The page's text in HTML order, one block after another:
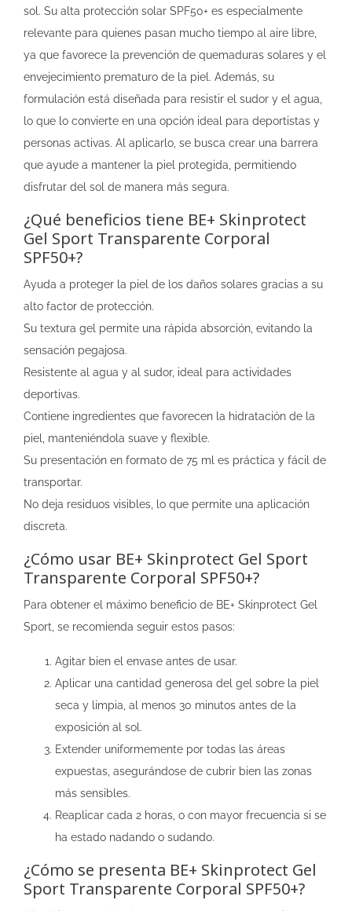
sol. Su alta protección solar SPF50+ es especialmente
relevante para quienes pasan mucho tiempo al aire libre,
ya que favorece la prevención de quemaduras solares y el
envejecimiento prematuro de la piel. Además, su
formulación está diseñada para resistir el sudor y el agua,
lo que lo convierte en una opción ideal para deportistas y
personas activas. Al aplicarlo, se busca crear una barrera
que ayude a mantener la piel protegida, permitiendo
disfrutar del sol de manera más segura.
¿Qué beneficios tiene BE+ Skinprotect
Gel Sport Transparente Corporal
SPF50+?
Ayuda a proteger la piel de los daños solares gracias a su
alto factor de protección.
Su textura gel permite una rápida absorción, evitando la
sensación pegajosa.
Resistente al agua y al sudor, ideal para actividades
deportivas.
Contiene ingredientes que favorecen la hidratación de la
piel, manteniéndola suave y flexible.
Su presentación en formato de 75 ml es práctica y fácil de
transportar.
No deja residuos visibles, lo que permite una aplicación
discreta.
¿Cómo usar BE+ Skinprotect Gel Sport
Transparente Corporal SPF50+?
Para obtener el máximo beneficio de BE+ Skinprotect Gel
Sport, se recomienda seguir estos pasos:
Agitar bien el envase antes de usar.
Aplicar una cantidad generosa del gel sobre la piel
seca y limpia, al menos 30 minutos antes de la
exposición al sol.
Extender uniformemente por todas las áreas
expuestas, asegurándose de cubrir bien las zonas
más sensibles.
Reaplicar cada 2 horas, o con mayor frecuencia si se
ha estado nadando o sudando.
¿Cómo se presenta BE+ Skinprotect Gel
Sport Transparente Corporal SPF50+?